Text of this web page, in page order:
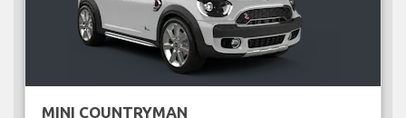
MINI COUNTRYMAN